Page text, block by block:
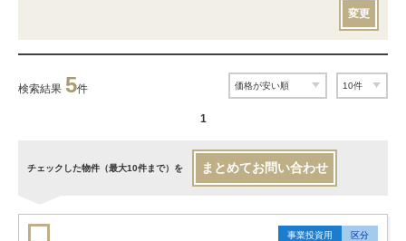
変更
検索結果 5件
1
チェックした物件（最大10件まで）を まとめてお問い合わせ
事業投資用 区分